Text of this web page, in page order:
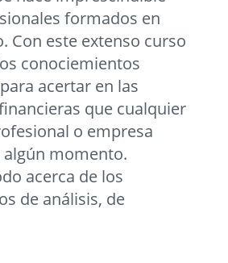
formados en
Con este extenso curso
conociemientos
acertar en las
que cualquier
o empresa
algún momento.
acerca de los
de análisis, de